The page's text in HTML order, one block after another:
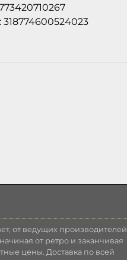
от ведущих производителей
от ретро и заканчивая
цены. Доставка по всей